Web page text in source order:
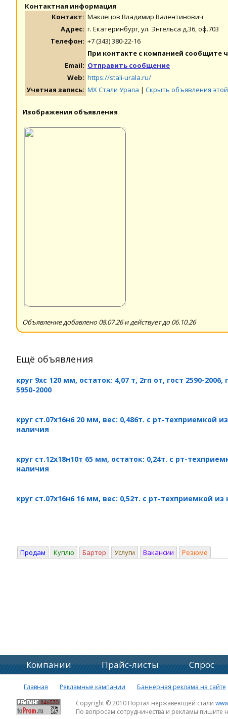
Контактная информация
Контакт: Маклецов Владимир Валентинович
Адрес: г. Екатеринбург, ул. Энгельса д.36, оф.703
Телефон: +7 (343) 380-22-16
При контакте с компанией сообщите
Email: Отправить сообщение
Web: https://stali-urala.ru/
Учетная запись: МХ Стали Урала | Скрыть объявления
Изображения объявления
Объявление добавлено 08.07.26 и действует до 06.10.26
Ещё объявления
круг 9хс 120 мм, остаток: 4,07 т, 2гп от, гост 2590-2006,
5950-2000
круг ст.07х16н6 20 мм, вес: 0,486т. с рт-техприемкой из
наличия
круг ст.12х18н10т 65 мм, остаток: 0,24т. с рт-
наличия
круг ст.07х16н6 16 мм, вес: 0,52т. с рт-техприемкой из
Продам Куплю Бартер Услуги Вакансии Резюме
Компании Прайс-листы Спрос
Главная Рекламные кампании Баннерная реклама на сайте
Copyright © 2010 Портал нержавеющей стали
По вопросам сотрудничества и рекламы пишите